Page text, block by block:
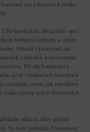
ani toleranci k riziku
CFD kontraktů, binárních opcí
kolísání hodnoty a může
Minulá výkonnost ani
výsledků a návratnost
Při obchodování s
účtů retailových investorů
rozumíte tomu, jak rozdílové
riziko ztráty svých finančních
odkazy, díky jejichž
Ta nám pomáhá financovat